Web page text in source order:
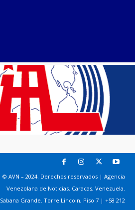
© AVN – 2024. Derechos reservados | Agencia
Venezolana de Noticias. Caracas, Venezuela.
Sabana Grande. Torre Lincoln, Piso 7 | +58 212